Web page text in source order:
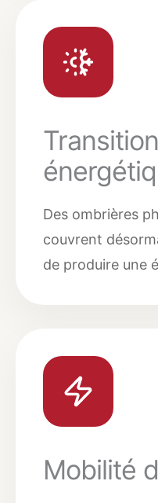
Transition
Des ombrières
couvrent
de produire une
Mobilité